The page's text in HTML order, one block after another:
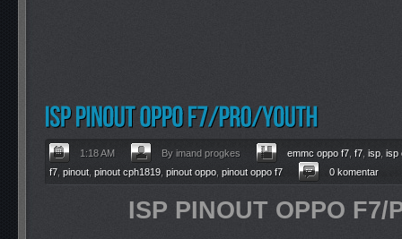
1:18 AM By imand progkes emmc oppo f7 f7 isp isp
f7 pinout pinout cph1819 pinout oppo pinout oppo f7 0 komentar
ISP PINOUT OPPO F7/